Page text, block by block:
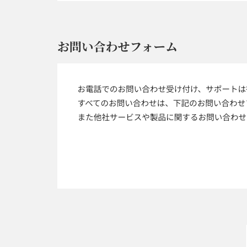
お問い合わせフォーム
お電話でのお問い合わせ受け付け、サポートは
すべてのお問い合わせは、下記のお問い合わ
また他社サービスや製品に関するお問い合わ